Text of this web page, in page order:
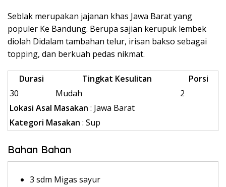
Seblak merupakan jajanan khas Jawa Barat yang
populer Ke Bandung. Berupa sajian kerupuk lembek
diolah Didalam tambahan telur, irisan bakso sebagai
topping, dan berkuah pedas nikmat.
Durasi Tingkat Kesulitan
Porsi
30
Mudah
2
Lokasi Asal Masakan : Jawa Barat
Kategori Masakan : Sup
Bahan Bahan
3 sdm Migas sayur